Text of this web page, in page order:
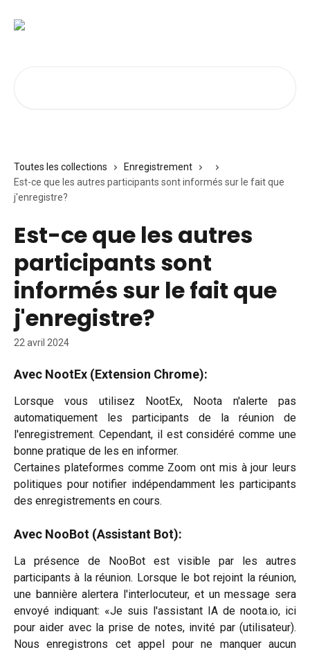
Toutes les collections
Enregistrement
Est-ce que les autres participants sont informés sur le fait que
j'enregistre?
Est-ce que les autres
participants sont
informés sur le fait que
j'enregistre?
22 avril 2024
Avec NootEx (Extension Chrome):
Lorsque vous utilisez NootEx, Noota n'alerte pas
automatiquement les participants de la réunion de
l'enregistrement. Cependant, il est considéré comme une
bonne pratique de les en informer.
Certaines plateformes comme Zoom ont mis à jour leurs
politiques pour notifier indépendamment les participants
des enregistrements en cours.
Avec NooBot (Assistant Bot):
La présence de NooBot est visible par les autres
participants à la réunion. Lorsque le bot rejoint la réunion,
une bannière alertera l'interlocuteur, et un message sera
envoyé indiquant: «Je suis l'assistant IA de noota.io, ici
pour aider avec la prise de notes, invité par (utilisateur).
Nous enregistrons cet appel pour ne manquer aucun